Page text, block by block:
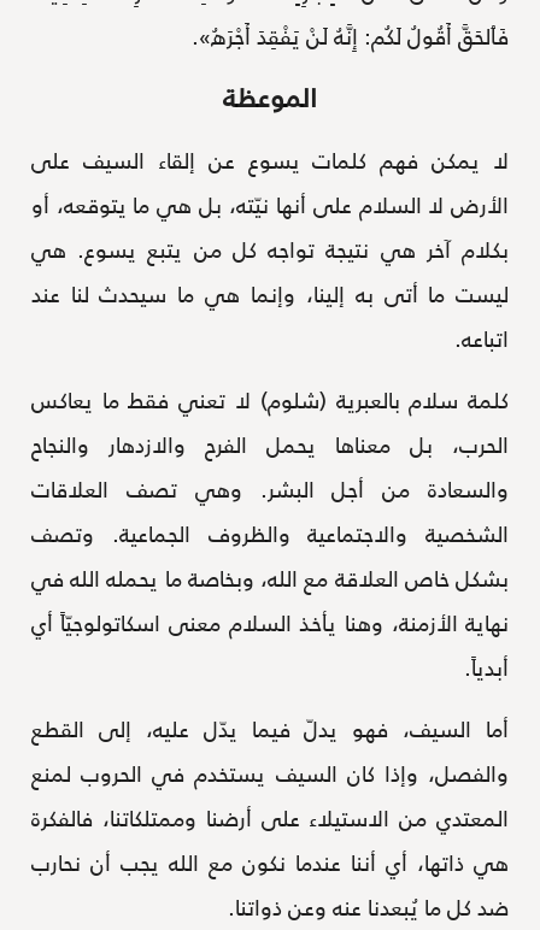
فَٱلحَقَّ أَقُولُ لَكُم: إِنَّهُ لَنْ يَفْقِدَ أَجْرَهُ».
الموعظة
لا يمكن فهم كلمات يسوع عن إلقاء السيف على
الأرض لا السلام على أنها نيّته، بل هي ما يتوقعه، أو
بكلام آخر هي نتيجة تواجه كل من يتبع يسوع. هي
ليست ما أتى به إلينا، وإنما هي ما سيحدث لنا عند
اتباعه.
كلمة سلام بالعبرية (شلوم) لا تعني فقط ما يعاكس
الحرب، بل معناها يحمل الفرح والازدهار والنجاح
والسعادة من أجل البشر. وهي تصف العلاقات
الشخصية والاجتماعية والظروف الجماعية. وتصف
بشكل خاص العلاقة مع الله، وبخاصة ما يحمله الله في
نهاية الأزمنة، وهنا يأخذ السلام معنى اسكاتولوجيّاً أي
أبدياً.
أما السيف، فهو يدلّ فيما يدّل عليه، إلى القطع
والفصل، وإذا كان السيف يستخدم في الحروب لمنع
المعتدي من الاستيلاء على أرضنا وممتلكاتنا، فالفكرة
هي ذاتها، أي أننا عندما نكون مع الله يجب أن نحارب
ضد كل ما يُبعدنا عنه وعن ذواتنا.